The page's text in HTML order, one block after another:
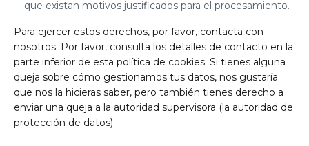
que existan motivos justificados para el procesamiento.
Para ejercer estos derechos, por favor, contacta con
nosotros. Por favor, consulta los detalles de contacto en la
parte inferior de esta política de cookies. Si tienes alguna
queja sobre cómo gestionamos tus datos, nos gustaría
que nos la hicieras saber, pero también tienes derecho a
enviar una queja a la autoridad supervisora (la autoridad de
protección de datos).